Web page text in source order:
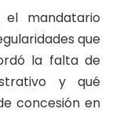
el mandatario
que
la falta de
y qué
concesión en